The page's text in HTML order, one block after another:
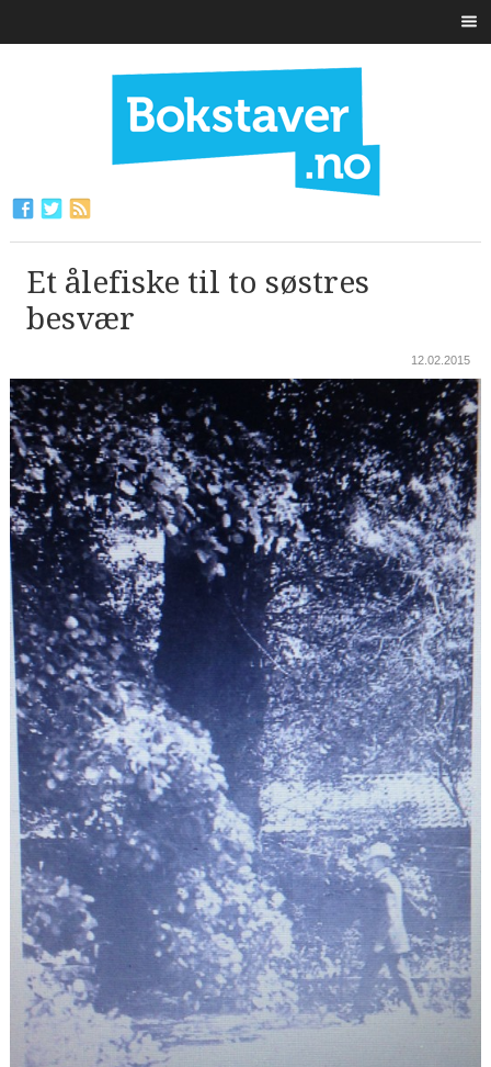
Et ålefiske til to søstres
besvær
12.02.2015